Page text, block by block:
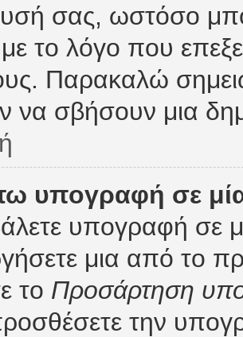
σας, ωστόσο
με το λόγο που
Παρακαλώ
να σβήσουν μια
υπογραφή σε
υπογραφή σε
μια από το
το Προσάρτηση
την